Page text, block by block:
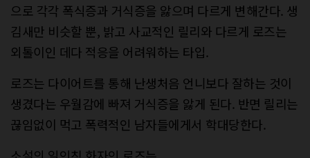
으로 각각 폭식증과 거식증을 앓으며 다르게 변해간다. 생
김새만 비슷할 뿐, 밝고 사교적인 릴리와 다르게 로즈는
외톨이인 데다 적응을 어려워하는 타입.
로즈는 다이어트를 통해 난생처음 언니보다 잘하는 것이
생겼다는 우월감에 빠져 거식증을 앓게 된다. 반면 릴리는
끊임없이 먹고 폭력적인 남자들에게서 학대당한다.